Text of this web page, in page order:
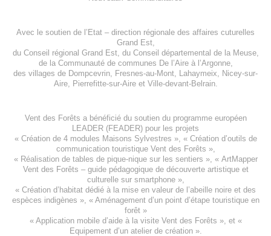
Avec le soutien de l’Etat – direction régionale des affaires cuturelles
Grand Est,
du Conseil régional Grand Est, du Conseil départemental de la Meuse,
de la Communauté de communes De l’Aire à l’Argonne,
des villages de Dompcevrin Fresnes-au-Mont Lahaymeix
Nicey-sur-
Aire, Pierrefitte-sur-Aireet Ville-devant-Belrain.
Vent des Forêts a bénéficié du soutien du programme européen
LEADER (FEADER) pour les projets
« Création de 4 modules Maisons Sylvestres », « Création d’outils de
communication touristique Vent des Forêts »,
« Réalisation de tables de pique-nique sur les sentiers », « ArtMapper
Vent des Forêts – guide pédagogique de découverte artistique et
culturelle sur smartphone »,
« Création d’habitat dédié à la mise en valeur de l’abeille noire et des
espèces indigènes », « Aménagement d’un point d’étape touristique en
forêt»
« Application mobile d’aide à la visite Vent des Forêts », et «
Equipement d’un atelier de création».